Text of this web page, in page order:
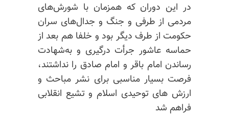
در این دوران که همزمان با شورش‌های
مردمی از طرفی و جنگ و جدال‌های سران
حکومت از طرف دیگر بود و خلفا هم بعد از
حماسه عاشور جرأت درگیری و به‌شهادت
رساندن امام باقر و امام صادق را نداشتند،
فرصت بسیار مناسبی برای نشر مباحث و
ارزش های توحیدی اسلام و تشیع انقلابی
فراهم شد